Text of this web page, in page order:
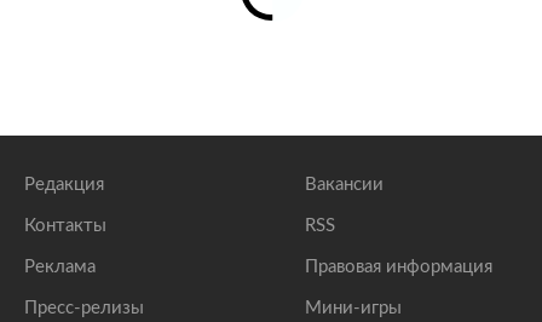
Редакция
Контакты
Реклама
Пресс-релизы
Вакансии
RSS
Правовая информация
Мини-игры